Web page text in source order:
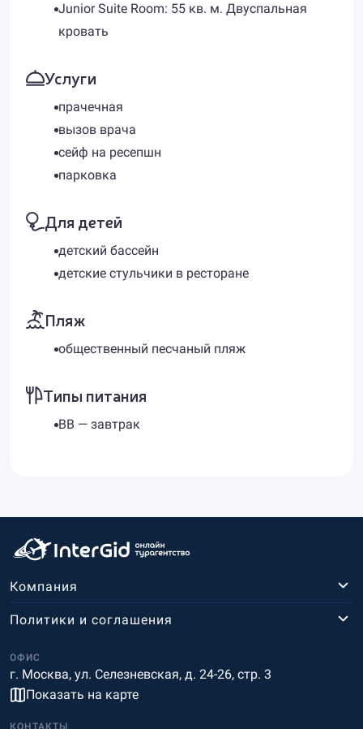
Junior Suite Room: 55 кв. м. Двуспальная
кровать
Услуги
прачечная
вызов врача
сейф на ресепшн
парковка
Для детей
детский бассейн
детские стульчики в ресторане
Пляж
общественный песчаный пляж
Типы питания
BB — завтрак
Компания
ОФИС
г. Москва, ул. Селезневская, д. 24-26, стр. 3
Показать на карте
Политики и соглашения
КОНТАКТЫ